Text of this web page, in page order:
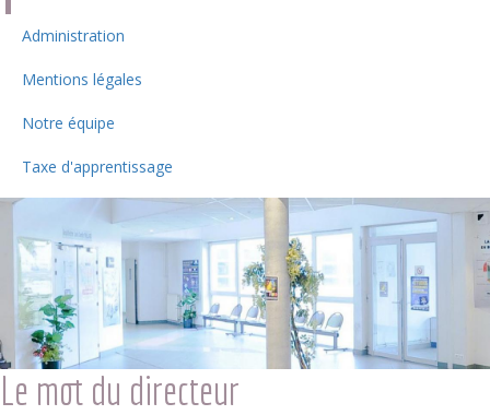
Menu
Administration
Mentions légales
Notre équipe
Taxe d'apprentissage
Le mot du directeur